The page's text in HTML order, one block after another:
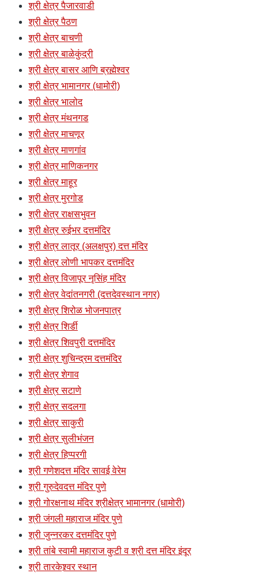
श्री क्षेत्र पैजारवाडी
श्री क्षेत्र पैठण
श्री क्षेत्र बाचणी
श्री क्षेत्र बाळेकुंद्री
श्री क्षेत्र बासर आणि ब्रह्मेश्वर
श्री क्षेत्र भामानगर (धामोरी)
श्री क्षेत्र भालोद
श्री क्षेत्र मंथनगड
श्री क्षेत्र माचणूर
श्री क्षेत्र माणगांव
श्री क्षेत्र माणिकनगर
श्री क्षेत्र माहूर
श्री क्षेत्र मुरगोड
श्री क्षेत्र राक्षसभुवन
श्री क्षेत्र रुईभर दत्तमंदिर
श्री क्षेत्र लातूर (अलक्षपुर) दत्त मंदिर
श्री क्षेत्र लोणी भापकर दत्तमंदिर
श्री क्षेत्र विजापूर नृसिंह मंदिर
श्री क्षेत्र वेदांतनगरी (दत्तदेवस्थान नगर)
श्री क्षेत्र शिरोळ भोजनपात्र
श्री क्षेत्र शिर्डी
श्री क्षेत्र शिवपुरी दत्तमंदिर
श्री क्षेत्र शुचिन्द्रम दत्तमंदिर
श्री क्षेत्र शेगाव
श्री क्षेत्र सटाणे
श्री क्षेत्र सदलगा
श्री क्षेत्र साकुरी
श्री क्षेत्र सुलीभंजन
श्री क्षेत्र हिप्परगी
श्री गणेशदत्त मंदिर सावई वेरेम
श्री गुरुदेवदत्त मंदिर पुणे
श्री गोरक्षनाथ मंदिर श्रीक्षेत्र भामानगर (धामोरी)
श्री जंगली महाराज मंदिर पुणे
श्री जुन्नरकर दत्तमंदिर पुणे
श्री तांबे स्वामी महाराज कुटी व श्री दत्त मंदिर इंदूर
श्री तारकेश्र्वर स्थान